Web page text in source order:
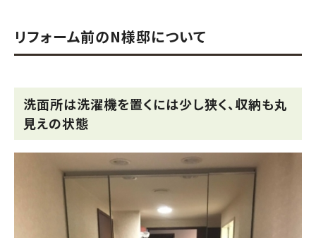
リフォーム前のN様邸について
洗面所は洗濯機を置くには少し狭く、収納も丸
見えの状態